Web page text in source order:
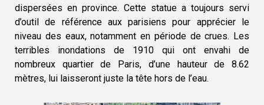
dispersées en province. Cette statue a toujours servi
d’outil de référence aux parisiens pour apprécier le
niveau des eaux, notamment en période de crues. Les
terribles inondations de 1910 qui ont envahi de
nombreux quartier de Paris, d’une hauteur de 8.62
mètres, lui laisseront juste la tête hors de l’eau.